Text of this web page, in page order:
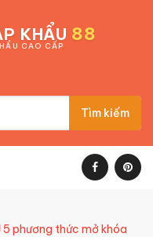
KHẨU 88
CAO CẤP
Tìm kiếm
phương thức mở khóa